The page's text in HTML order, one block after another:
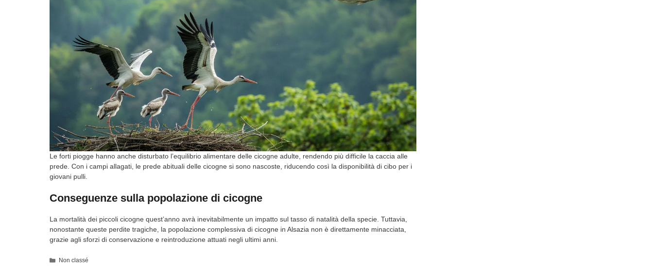
Le forti piogge hanno anche disturbato l’equilibrio alimentare delle cicogne adulte, rendendo più difficile la caccia alle
prede. Con i campi allagati, le prede abituali delle cicogne si sono nascoste, riducendo così la disponibilità di cibo per i
giovani pulli.
Conseguenze sulla popolazione di cicogne
La mortalità dei piccoli cicogne quest’anno avrà inevitabilmente un impatto sul tasso di natalità della specie. Tuttavia,
nonostante queste perdite tragiche, la popolazione complessiva di cicogne in Alsazia non è direttamente minacciata,
grazie agli sforzi di conservazione e reintroduzione attuati negli ultimi anni.
Categorie
Non classé